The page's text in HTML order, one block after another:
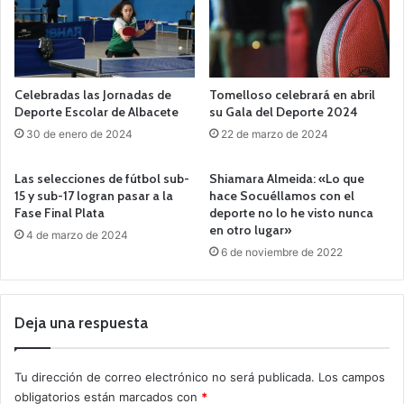
Celebradas las Jornadas de
Deporte Escolar de Albacete
30 de enero de 2024
Tomelloso celebrará en abril
su Gala del Deporte 2024
22 de marzo de 2024
Las selecciones de fútbol sub-
15 y sub-17 logran pasar a la
Fase Final Plata
4 de marzo de 2024
Shiamara Almeida: «Lo que
hace Socuéllamos con el
deporte no lo he visto nunca
en otro lugar»
6 de noviembre de 2022
Deja una respuesta
Tu dirección de correo electrónico no será publicada. Los campos
obligatorios están marcados con *